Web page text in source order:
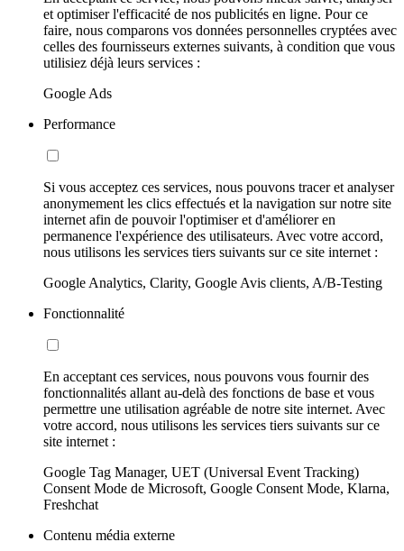
et optimiser l'efficacité de nos publicités en ligne. Pour ce
faire, nous comparons vos données personnelles cryptées avec
celles des fournisseurs externes suivants, à condition que vous
utilisiez déjà leurs services :
Google Ads
Performance
Si vous acceptez ces services, nous pouvons tracer et analyser
anonymement les clics effectués et la navigation sur notre site
internet afin de pouvoir l'optimiser et d'améliorer en
permanence l'expérience des utilisateurs. Avec votre accord,
nous utilisons les services tiers suivants sur ce site internet :
Google Analytics, Clarity, Google Avis clients, A/B-Testing
Fonctionnalité
En acceptant ces services, nous pouvons vous fournir des
fonctionnalités allant au-delà des fonctions de base et vous
permettre une utilisation agréable de notre site internet. Avec
votre accord, nous utilisons les services tiers suivants sur ce
site internet :
Google Tag Manager, UET (Universal Event Tracking)
Consent Mode de Microsoft, Google Consent Mode, Klarna,
Freshchat
Contenu média externe